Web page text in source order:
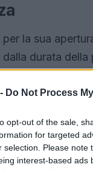
Do Not Process
opt-out of the sale,
for targeted
selection. Please
interest-based ads
la sua
durata
per la
che ogni
per sentirsi